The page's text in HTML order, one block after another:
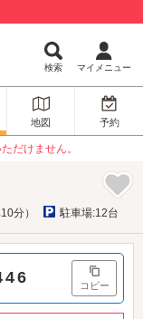
検索 マイメニュー
地図 予約
だけません。
分） 駐車場:12台
コピー